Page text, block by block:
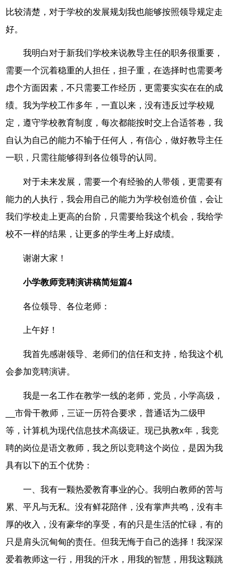
比较清楚，对于学校的发展规划我也能够按照领导规定走
好。
我明白对于新我们学校来说教导主任的职务很重要，
需要一个沉着稳重的人担任，担子重，在选择时也需要考
虑个方面因素，不只需要工作经历，更需要实实在在的成
绩。我为学校工作多年，一直以来，没有违反过学校规
定，遵守学校教育制度，每次都能按时交上合适答卷，我
自认为自己的能力不输于任何人，有信心，做好教导主任
一职，只需往能够得到各位领导的认同。
对于未来发展，需要一个有经验的人带领，更需要有
能力的人执行，我会用自己的能力为学校创造价值，会让
我们学校走上更高的台阶，只需要给我这个机会，我给学
校不一样的结果，让更多的学生考上好成绩。
谢谢大家！
小学教师竞聘演讲稿简短篇4
各位领导、各位老师：
上午好！
我首先感谢领导、老师们的信任和支持，给我这个机
会参加竞聘演讲。
我是一名工作在教学一线的老师，党员，小学高级，
__市骨干教师，三证一历符合要求，普通话为二级甲
等，计算机为现代信息技术高级证。现已执教x年，我竞
聘的岗位是语文教师，我之所以竞聘这个岗位，是因为我
具有以下的五个优势：
一、我有一颗热爱教育事业的心。我明白教师的苦与
累、平凡与无私。没有鲜花陪伴，没有掌声共鸣，没有丰
厚的收入，没有豪华的享受，有的只是生活的忙碌，有的
只是肩头沉甸甸的责任。但我无悔于自己的选择！我深深
爱着教师这一行，用我的汗水，用我的智慧，用我这颗跳